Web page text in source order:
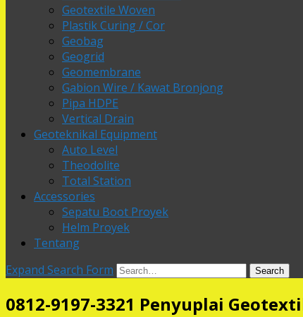
Geotextile Woven
Plastik Curing / Cor
Geobag
Geogrid
Geomembrane
Gabion Wire / Kawat Bronjong
Pipa HDPE
Vertical Drain
Geoteknikal Equipment
Auto Level
Theodolite
Total Station
Accessories
Sepatu Boot Proyek
Helm Proyek
Tentang
Expand Search Form
Search
0812-9197-3321 Penyuplai